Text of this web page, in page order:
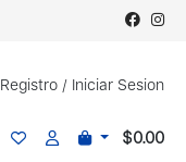
Registro/ Iniciar Sesion
$0.00